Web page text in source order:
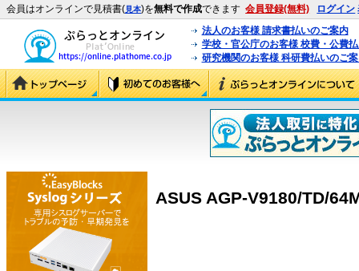
会員はオンラインで見積書(見本)を無料で作成できます 会員登録(無料) ログイン
法人のお客様 請求書払いのご案内
学校・官公庁のお客様 校費・公費
研究機関のお客様 科研費払いのご
ASUS AGP-V9180/TD/